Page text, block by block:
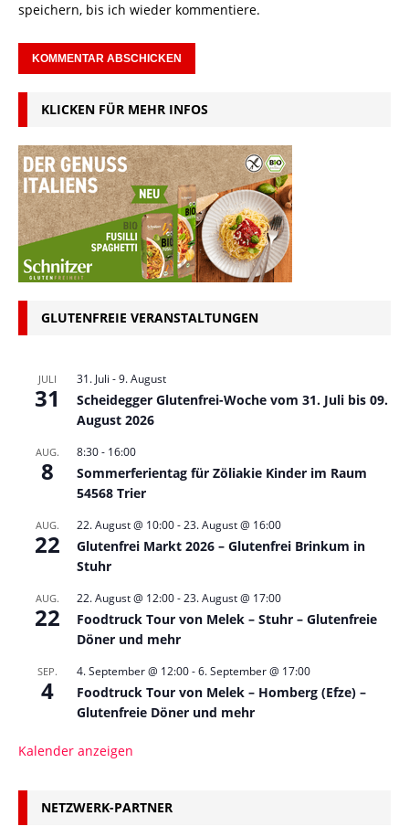
speichern, bis ich wieder kommentiere.
KLICKEN FÜR MEHR INFOS
GLUTENFREIE VERANSTALTUNGEN
JULI
31
31. Juli -9. August
Scheidegger Glutenfrei-Woche vom 31. Juli bis 09.
August 2026
AUG.
8
8:30- 16:00
Sommerferientag für Zöliakie Kinder im Raum
54568 Trier
AUG.
22
22. August @ 10:00-23. August @ 16:00
Glutenfrei Markt 2026 – Glutenfrei Brinkum in
Stuhr
AUG.
22
22. August @ 12:00-23. August @ 17:00
Foodtruck Tour von Melek – Stuhr – Glutenfreie
Döner und mehr
SEP.
4
4. September @ 12:00-6. September @ 17:00
Foodtruck Tour von Melek – Homberg (Efze) –
Glutenfreie Döner und mehr
Kalender anzeigen
NETZWERK-PARTNER